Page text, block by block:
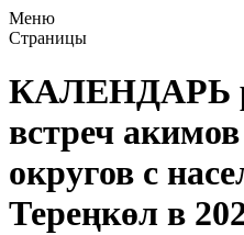
Меню
Страницы
КАЛЕНДАРЬ
встреч
округов с
Тереңкөл в